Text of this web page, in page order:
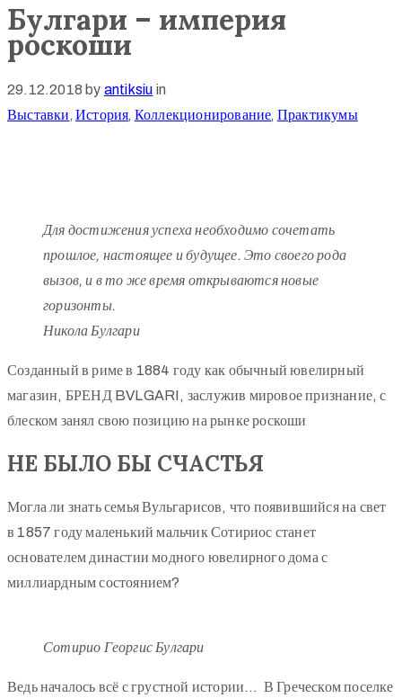
Булгари – империя
роскоши
29.12.2018 by antiksiu in
Выставки‚История‚ Коллекционирование‚ Практикумы
Для достижения успеха необходимо сочетать
прошлое, настоящее и будущее. Это своего рода
вызов, и в то же время открываются новые
горизонты.
Никола Булгари
Созданный в риме в 1884 году как обычный ювелирный
магазин, БРЕНД BVLGARI, заслужив мировое признание, с
блеском занял свою позицию на рынке роскоши
НЕ БЫЛО БЫ СЧАСТЬЯ
Могла ли знать семья Вульгарисов, что появившийся на свет
в 1857 году маленький мальчик Сотириос станет
основателем династии модного ювелирного дома с
миллиардным состоянием?
Сотирио Георгис Булгари
Ведь началось всё с грустной истории… В Греческом поселке